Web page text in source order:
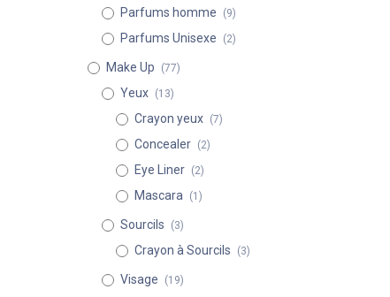
Parfums homme (9)
Parfums Unisexe (2)
Make Up (77)
Yeux (13)
Crayon yeux (7)
Concealer (2)
Eye Liner (2)
Mascara (1)
Sourcils (3)
Crayon à Sourcils (3)
Visage (19)